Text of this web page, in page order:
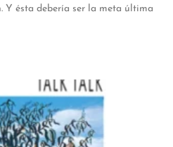
Y ésta debería ser la meta última